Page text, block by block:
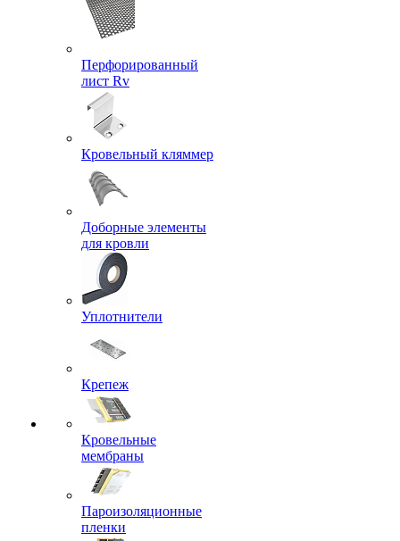
Перфорированный
лист Rv
Кровельный кляммер
Доборные элементы
для кровли
Уплотнители
Крепеж
Кровельные
мембраны
Пароизоляционные
пленки